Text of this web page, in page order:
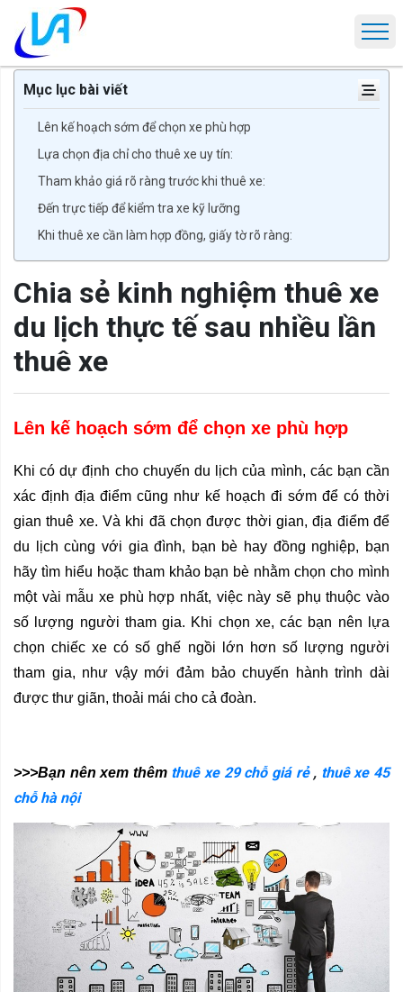
Trang chủ Chia sẻ kinh nghiệm thuê xe du
Mục lục bài viết
Lên kế hoạch sớm để chọn xe phù hợp
Lựa chọn địa chỉ cho thuê xe uy tín:
Tham khảo giá rõ ràng trước khi thuê xe:
Đến trực tiếp để kiểm tra xe kỹ lưỡng
Khi thuê xe cần làm hợp đồng, giấy tờ rõ ràng:
Chia sẻ kinh nghiệm thuê xe
du lịch thực tế sau nhiều lần
thuê xe
Lên kế hoạch sớm để chọn xe phù hợp
Khi có dự định cho chuyến du lịch của mình, các bạn cần
xác định địa điểm cũng như kế hoạch đi sớm để có thời
gian thuê xe. Và khi đã chọn được thời gian, địa điểm để
du lịch cùng với gia đình, bạn bè hay đồng nghiệp, bạn
hãy tìm hiểu hoặc tham khảo bạn bè nhằm chọn cho mình
một vài mẫu xe phù hợp nhất, việc này sẽ phụ thuộc vào
số lượng người tham gia. Khi chọn xe, các bạn nên lựa
chọn chiếc xe có số ghế ngồi lớn hơn số lượng người
tham gia, như vậy mới đảm bảo chuyến hành trình dài
được thư giãn, thoải mái cho cả đoàn.
>>>Bạn nên xem thêm thuê xe 29 chỗ giá rẻ, thuê xe 45
chỗ hà nội